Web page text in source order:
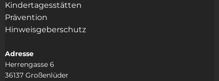
Kindertagesstätten
Prävention
Hinweisgeberschutz
Adresse
Herrengasse 6
36137 Großenlüder